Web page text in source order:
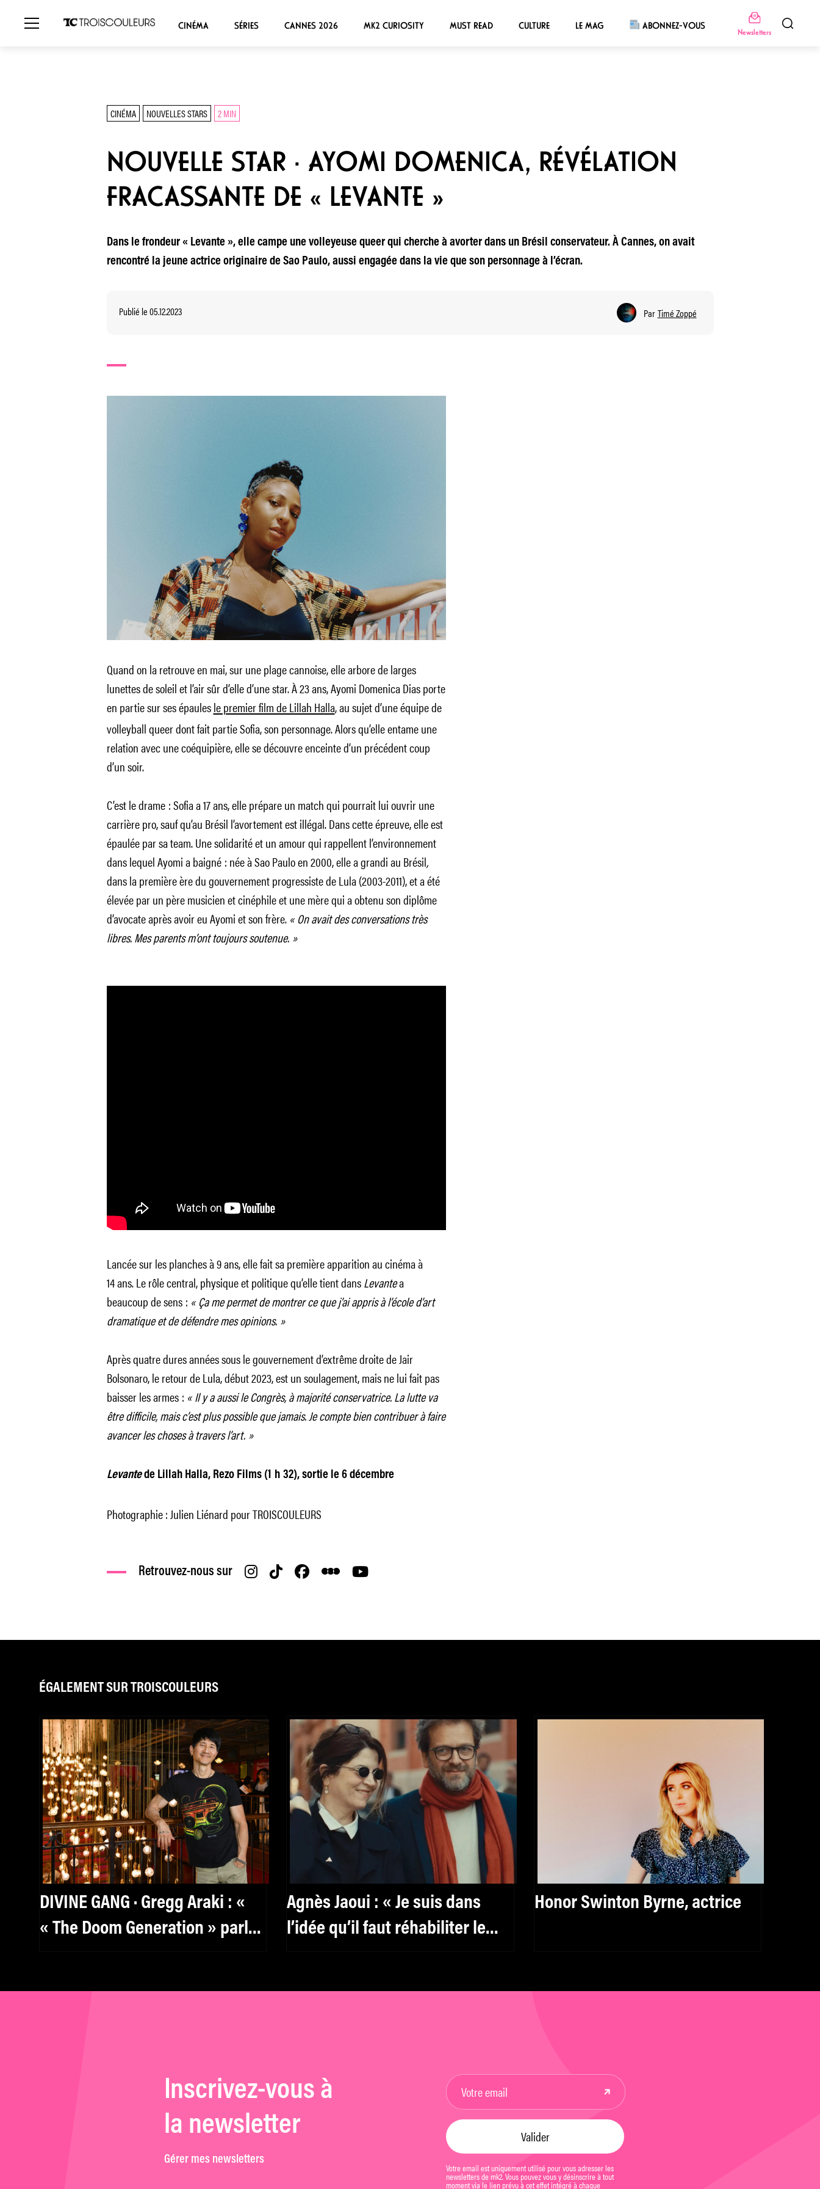
CINÉMA SÉRIES CANNES 2026 MK2 CURIOSITY MUST READ CULTURE LE MAG ABONNEZ-VOUS
Newsletters
CINÉMA NOUVELLES STARS 2 MIN
NOUVELLE STAR · AYOMI DOMENICA, RÉVÉLATION
FRACASSANTE DE « LEVANTE »
Dans le frondeur « Levante », elle campe une volleyeuse queer qui cherche à avorter dans un Brésil conservateur. À Cannes, on avait
rencontré la jeune actrice originaire de Sao Paulo, aussi engagée dans la vie que son personnage à l’écran.
Publié le 05.12.2023 Par Timé Zoppé
Quand on la retrouve en mai, sur une plage cannoise, elle arbore de larges
lunettes de soleil et l’air sûr d’elle d’une star. À 23 ans, Ayomi Domenica Dias porte
en partie sur ses épaulesle premier film de Lillah Halla, au sujet d’une équipe de
volleyball queer dont fait partie Sofia, son personnage. Alors qu’elle entame une
relation avec une coéquipière, elle se découvre enceinte d’un précédent coup
d’un soir.
C’est le drame : Sofia a 17 ans, elle prépare un match qui pourrait lui ouvrir une
carrière pro, sauf qu’au Brésil l’avortement est illégal. Dans cette épreuve, elle est
épaulée par sa team. Une solidarité et un amour qui rappellent l’environnement
dans lequel Ayomi a baigné : née à Sao Paulo en 2000, elle a grandi au Brésil,
dans la première ère du gouvernement progressiste de Lula (2003-2011), et a été
élevée par un père musicien et cinéphile et une mère qui a obtenu son diplôme
d’avocate après avoir eu Ayomi et son frère. « On avait des conversations très
libres. Mes parents m’ont toujours soutenue. »
Lancée sur les planches à 9 ans, elle fait sa première apparition au cinéma à
14 ans. Le rôle central, physique et politique qu’elle tient dansLevantea
beaucoup de sens : « Ça me permet de montrer ce que j’ai appris à l’école d’art
dramatique et de défendre mes opinions. »
Après quatre dures années sous le gouvernement d’extrême droite de Jair
Bolsonaro, le retour de Lula, début 2023, est un soulagement, mais ne lui fait pas
baisser les armes : « Il y a aussi le Congrès, à majorité conservatrice. La lutte va
être difficile, mais c’est plus possible que jamais. Je compte bien contribuer à faire
avancer les choses à travers l’art. »
Levantede Lillah Halla, Rezo Films (1 h 32), sortie le 6 décembre
Photographie : Julien Liénard pour TROISCOULEURS
Retrouvez-nous sur
ÉGALEMENT SUR TROISCOULEURS
DIVINE GANG · Gregg Araki : «
« The Doom Generation » parle
Agnès Jaoui : « Je suis dans
l’idée qu’il faut réhabiliter le
Honor Swinton Byrne, actrice
Inscrivez-vous à
la newsletter
Gérer mes newsletters
Votre email est uniquement utilisé pour vous adresser les
newsletters de mk2. Vous pouvez vous y désinscrire à tout
moment via le lien prévu à cet effet intégré à chaque